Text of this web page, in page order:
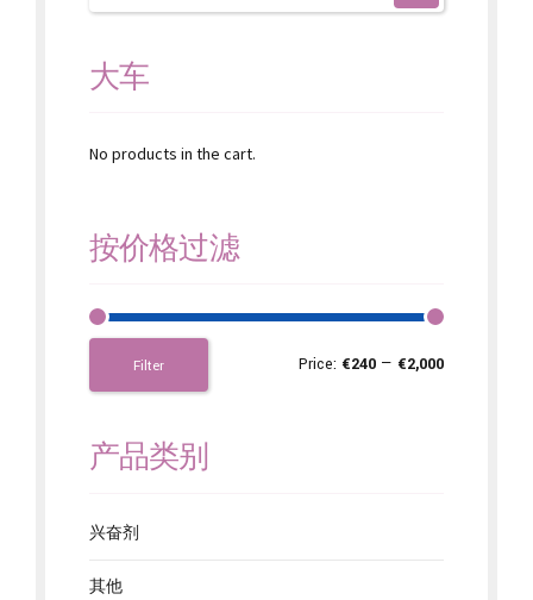
product
大车
No products in the cart.
按价格过滤
Filter Price: €240 — €2,000
产品类别
兴奋剂
其他